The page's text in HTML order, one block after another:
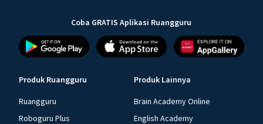
Coba GRATIS Aplikasi Ruangguru
Produk Ruangguru
Ruangguru
Roboguru Plus
Produk Lainnya
Brain Academy Online
English Academy